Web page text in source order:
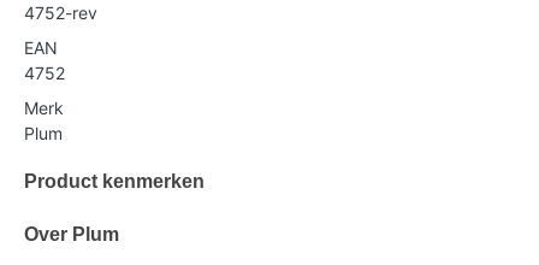
4752-rev
EAN
4752
Merk
Plum
Product kenmerken
Over Plum